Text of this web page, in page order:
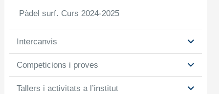
Pàdel surf. Curs 2024-2025
Intercanvis
Competicions i proves
Tallers i activitats a l’institut